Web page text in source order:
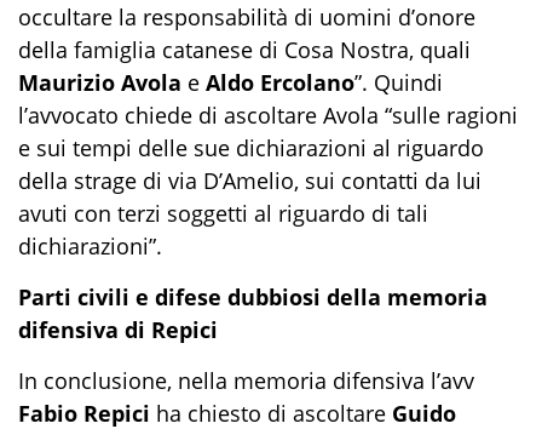
occultare la responsabilità di uomini d’onore
della famiglia catanese di Cosa Nostra, quali
Maurizio Avola e Aldo Ercolano”. Quindi
l’avvocato chiede di ascoltare Avola “sulle ragioni
e sui tempi delle sue dichiarazioni al riguardo
della strage di via D’Amelio, sui contatti da lui
avuti con terzi soggetti al riguardo di tali
dichiarazioni”.
Parti civili e difese dubbiosi della memoria
difensiva di Repici
In conclusione, nella memoria difensiva l’avv
Fabio Repici ha chiesto di ascoltare Guido